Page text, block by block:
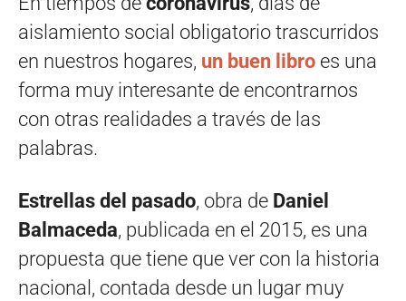
aislamiento social obligatorio trascurridos
en nuestros hogares, un buen libro es una
forma muy interesante de encontrarnos
con otras realidades a través de las
palabras.
Estrellas del pasado, obra de Daniel
Balmaceda, publicada en el 2015, es una
propuesta que tiene que ver con la historia
nacional, contada desde un lugar muy